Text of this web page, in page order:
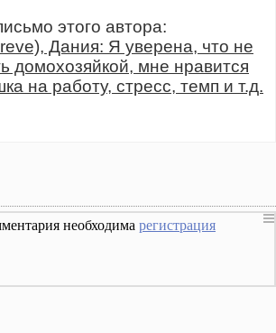
этого автора:
Дания: Я уверена, что не
домохозяйкой, мне нравится
на работу, стресс, темп и т.д.
необходима регистрация